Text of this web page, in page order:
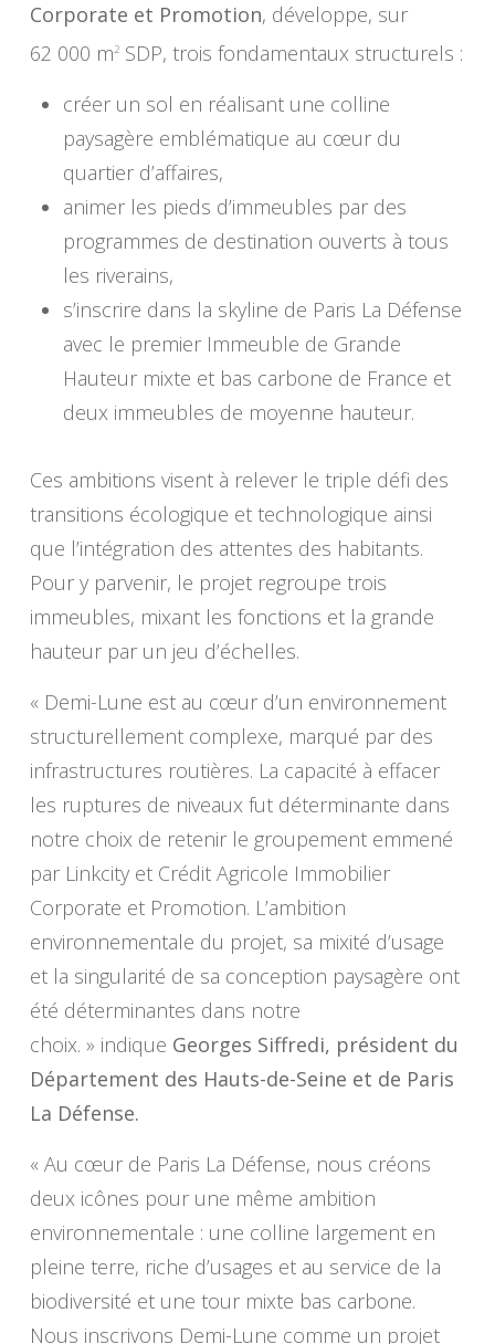
Corporate et Promotion, développe, sur
62 000 m2SDP, trois fondamentaux structurels :
créer un sol en réalisant une colline
paysagère emblématique au cœur du
quartier d’affaires,
animer les pieds d’immeubles par des
programmes de destination ouverts à tous
les riverains,
s’inscrire dans la skyline de Paris La Défense
avec le premier Immeuble de Grande
Hauteur mixte et bas carbone de France et
deux immeubles de moyenne hauteur.
Ces ambitions visent à relever le triple défi des
transitions écologique et technologique ainsi
que l’intégration des attentes des habitants.
Pour y parvenir, le projet regroupe trois
immeubles, mixant les fonctions et la grande
hauteur par un jeu d’échelles.
« Demi-Lune est au cœur d’un environnement
structurellement complexe, marqué par des
infrastructures routières. La capacité à effacer
les ruptures de niveaux fut déterminante dans
notre choix de retenir le groupement emmené
par Linkcity et Crédit Agricole Immobilier
Corporate et Promotion. L’ambition
environnementale du projet, sa mixité d’usage
et la singularité de sa conception paysagère ont
été déterminantes dans notre
choix. » indique Georges Siffredi, président du
Département des Hauts-de-Seine et de Paris
La Défense.
« Au cœur de Paris La Défense, nous créons
deux icônes pour une même ambition
environnementale : une colline largement en
pleine terre, riche d’usages et au service de la
biodiversité et une tour mixte bas carbone.
Nous inscrivons Demi-Lune comme un projet